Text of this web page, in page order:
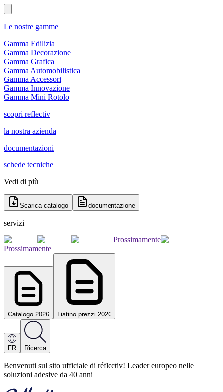
Le nostre gamme
Gamma Edilizia
Gamma Decorazione
Gamma Grafica
Gamma Automobilistica
Gamma Accessori
Gamma Innovazione
Gamma Mini Rotolo
scopri reflectiv
la nostra azienda
documentazioni
schede tecniche
Vedi di più
Scarica catalogo documentazione
servizi
Prossimamente
Prossimamente
Catalogo 2026 Listino prezzi 2026
FR Ricerca
Benvenuti sul sito ufficiale di réflectiv! Leader europeo nelle
soluzioni adesive da 40 anni